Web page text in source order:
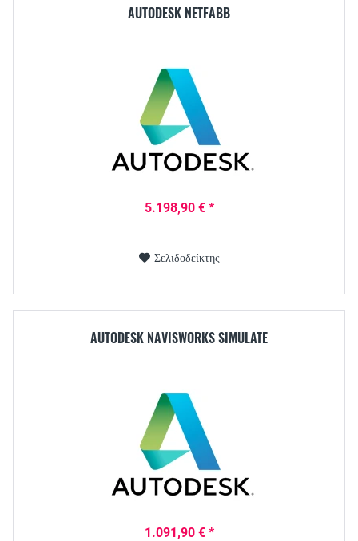
AUTODESK NETFABB
5.198,90 € *
Σελιδοδείκτης
AUTODESK NAVISWORKS SIMULATE
1.091,90 € *